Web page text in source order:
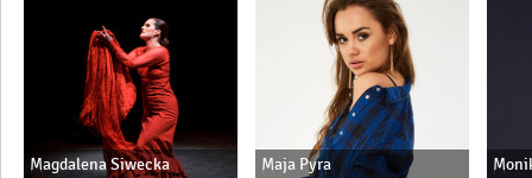
Magdalena Siwecka Maja Pyra